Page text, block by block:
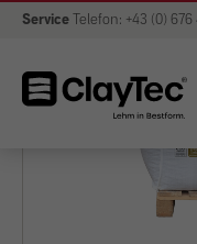
Service Telefon: +43 (0)